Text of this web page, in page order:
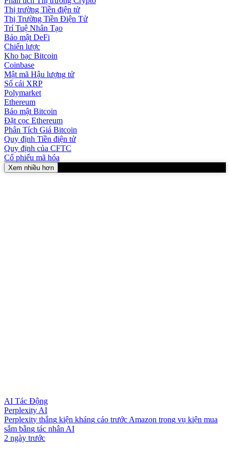
Thị trường Tiền điện tử
Thị Trường Tiền Điện Tử
Trí Tuệ Nhân Tạo
Bảo mật DeFi
Chiến lược
Kho bạc Bitcoin
Coinbase
Mật mã Hậu lượng tử
Sổ cái XRP
Polymarket
Ethereum
Bảo mật Bitcoin
Đặt cọc Ethereum
Phân Tích Giá Bitcoin
Quy định Tiền điện tử
Quy định của CFTC
Cổ phiếu mã hóa
Xem nhiều hơn
AI Tác Động
Perplexity AI
Perplexity thắng kiện kháng cáo trước Amazon trong vụ kiện mua
sắm bằng tác nhân AI
2 ngày trước